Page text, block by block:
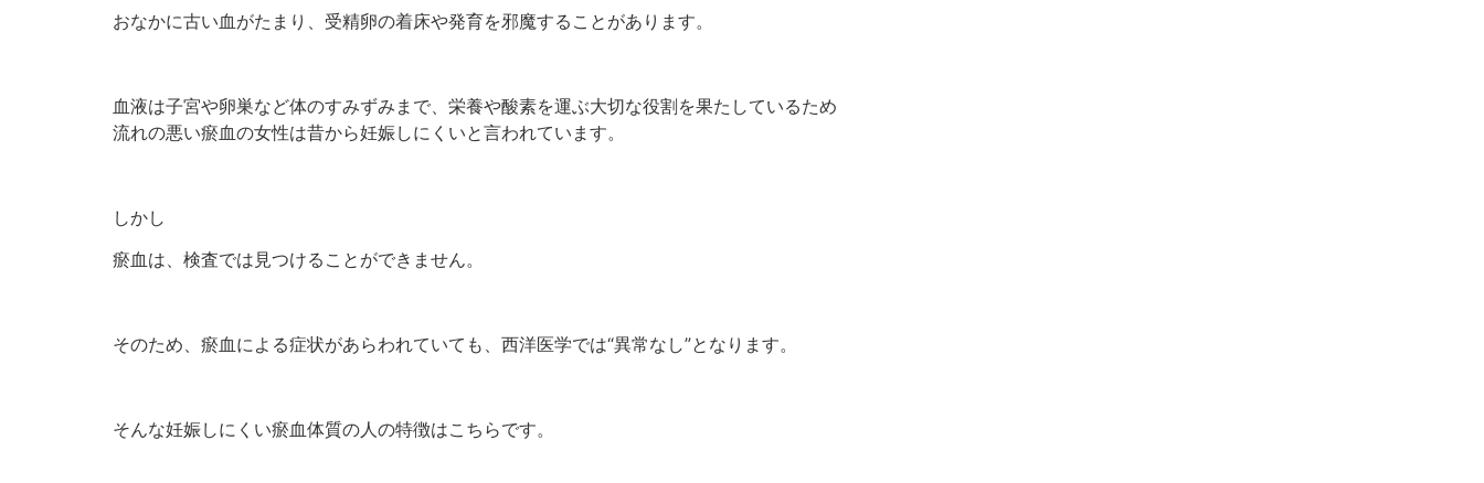
おなかに古い血がたまり、受精卵の着床や発育を邪魔することがあります。
血液は子宮や卵巣など体のすみずみまで、栄養や酸素を運ぶ大切な役割を果たしているため
流れの悪い瘀血の女性は昔から妊娠しにくいと言われています。
しかし
瘀血は、検査では見つけることができません。
そのため、瘀血による症状があらわれていても、西洋医学では“異常なし”となります。
そんな妊娠しにくい瘀血体質の人の特徴はこちらです。